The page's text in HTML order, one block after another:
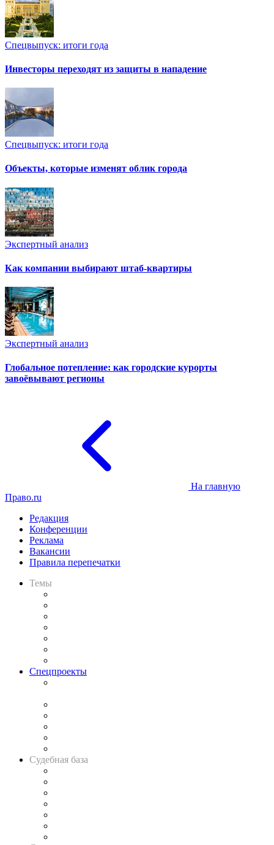
Спецвыпуск: итоги года
Инвесторы переходят из защиты в нападение
Спецвыпуск: итоги года
Объекты, которые изменят облик города
Экспертный анализ
Как компании выбирают штаб-квартиры
Экспертный анализ
Глобальное потепление: как городские курорты
завоёвывают регионы
На главную
Право.ru
Редакция
Конференции
Реклама
Вакансии
Правила перепечатки
Темы
Спецпроекты
Судебная база